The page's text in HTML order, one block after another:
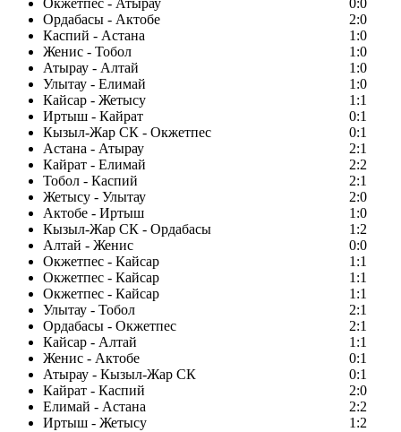
Окжетпес - Атырау
0:0
Ордабасы - Актобе
2:0
Каспий - Астана
1:0
Женис - Тобол
1:0
Атырау - Алтай
1:0
Улытау - Елимай
1:0
Кайсар - Жетысу
1:1
Иртыш - Кайрат
0:1
Кызыл-Жар СК - Окжетпес
0:1
Астана - Атырау
2:1
Кайрат - Елимай
2:2
Тобол - Каспий
2:1
Жетысу - Улытау
2:0
Актобе - Иртыш
1:0
Кызыл-Жар СК - Ордабасы
1:2
Алтай - Женис
0:0
Окжетпес - Кайсар
1:1
Окжетпес - Кайсар
1:1
Окжетпес - Кайсар
1:1
Улытау - Тобол
2:1
Ордабасы - Окжетпес
2:1
Кайсар - Алтай
1:1
Женис - Актобе
0:1
Атырау - Кызыл-Жар СК
0:1
Кайрат - Каспий
2:0
Елимай - Астана
2:2
Иртыш - Жетысу
1:2